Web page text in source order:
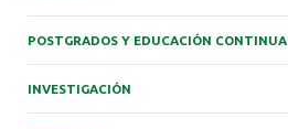
POSTGRADOS Y EDUCACIÓN CONTINUA
INVESTIGACIÓN